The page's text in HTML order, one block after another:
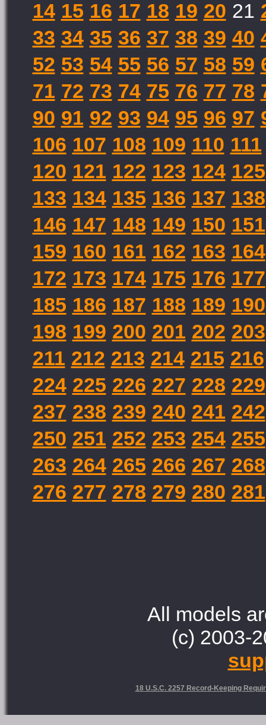
14 15 16 17 18 19 20 21
33 34 35 36 37 38 39 40
52 53 54 55 56 57 58 59
71 72 73 74 75 76 77 78
90 91 92 93 94 95 96 97
106 107 108 109 110 111
120 121 122 123 124 125
133 134 135 136 137 138
146 147 148 149 150 151
159 160 161 162 163 164
172 173 174 175 176 177
185 186 187 188 189 190
198 199 200 201 202 203
211 212 213 214 215 216
224 225 226 227 228 229
237 238 239 240 241 242
250 251 252 253 254 255
263 264 265 266 267 268
276 277 278 279 280 281
All models
(c) 2003-
18 U.S.C. 2257 Record-Keeping